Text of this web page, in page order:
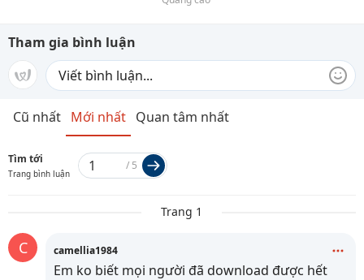
Tham gia bình luận
Cũ nhất Mới nhất Quan tâm nhất
Tìm tới
Trang bình luận
/ 5
Trang 1
C camellia1984
Em ko biết mọi người đã download được hết